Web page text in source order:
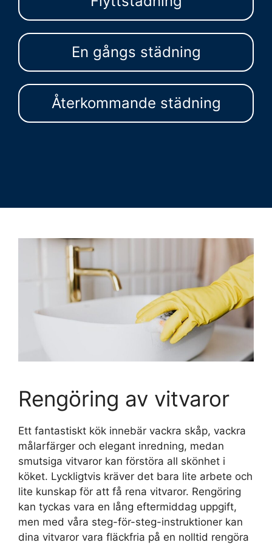
En gångs städning
Återkommande städning
Rengöring av vitvaror
Ett fantastiskt kök innebär vackra skåp, vackra
målarfärger och elegant inredning, medan
smutsiga vitvaror kan förstöra all skönhet i
köket. Lyckligtvis kräver det bara lite arbete och
lite kunskap för att få rena vitvaror. Rengöring
kan tyckas vara en lång eftermiddag uppgift,
men med våra steg-för-steg-instruktioner kan
dina vitvaror vara fläckfria på en nolltid rengöra